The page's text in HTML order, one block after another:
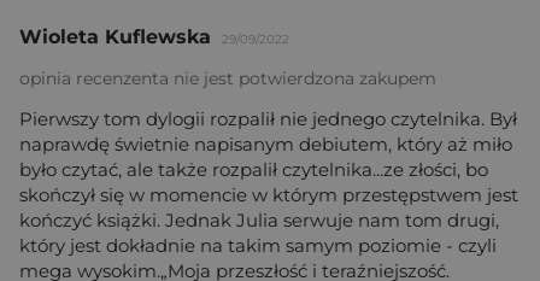
Wioleta Kuflewska 29/09/2022
opinia recenzenta nie jest potwierdzona zakupem
Pierwszy tom dylogii rozpalił nie jednego czytelnika. Był
naprawdę świetnie napisanym debiutem, który aż miło
było czytać, ale także rozpalił czytelnika...ze złości, bo
skończył się w momencie w którym przestępstwem jest
kończyć książki. Jednak Julia serwuje nam tom drugi,
który jest dokładnie na takim samym poziomie - czyli
mega wysokim.„Moja przeszłość i teraźniejszość.